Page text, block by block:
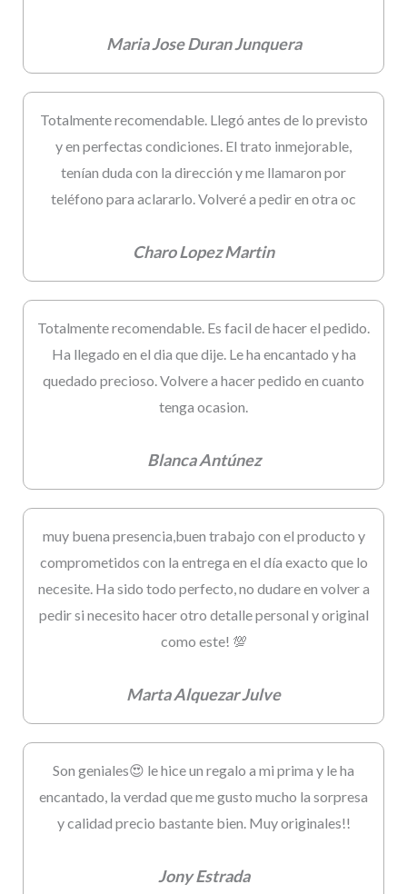
Maria Jose Duran Junquera
Totalmente recomendable. Llegó antes de lo previsto
y en perfectas condiciones. El trato inmejorable,
tenían duda con la dirección y me llamaron por
teléfono para aclararlo. Volveré a pedir en otra oc
Charo Lopez Martin
Totalmente recomendable. Es facil de hacer el pedido.
Ha llegado en el dia que dije. Le ha encantado y ha
quedado precioso. Volvere a hacer pedido en cuanto
tenga ocasion.
Blanca Antúnez
muy buena presencia,buen trabajo con el producto y
comprometidos con la entrega en el día exacto que lo
necesite. Ha sido todo perfecto, no dudare en volver a
pedir si necesito hacer otro detalle personal y original
como este! 💯
Marta Alquezar Julve
Son geniales😍 le hice un regalo a mi prima y le ha
encantado, la verdad que me gusto mucho la sorpresa
y calidad precio bastante bien. Muy originales!!
Jony Estrada